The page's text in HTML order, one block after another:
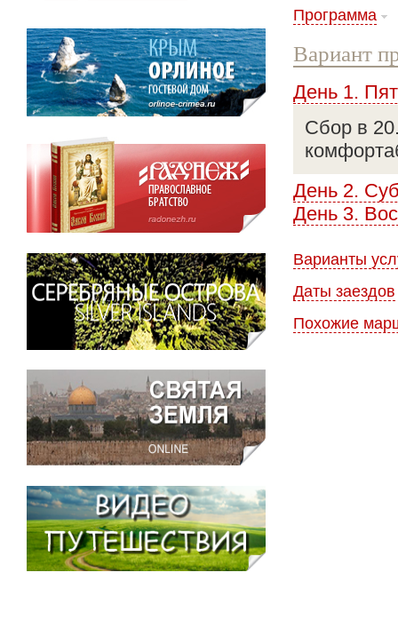
Программа
Вариант
День 1.
Сбор в
День 2.
День 3.
Варианты
Даты заездов
Похожие